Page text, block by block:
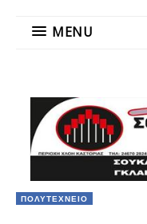
MENU
ΠΟΛΥΤΕΧΝΕΙΟ